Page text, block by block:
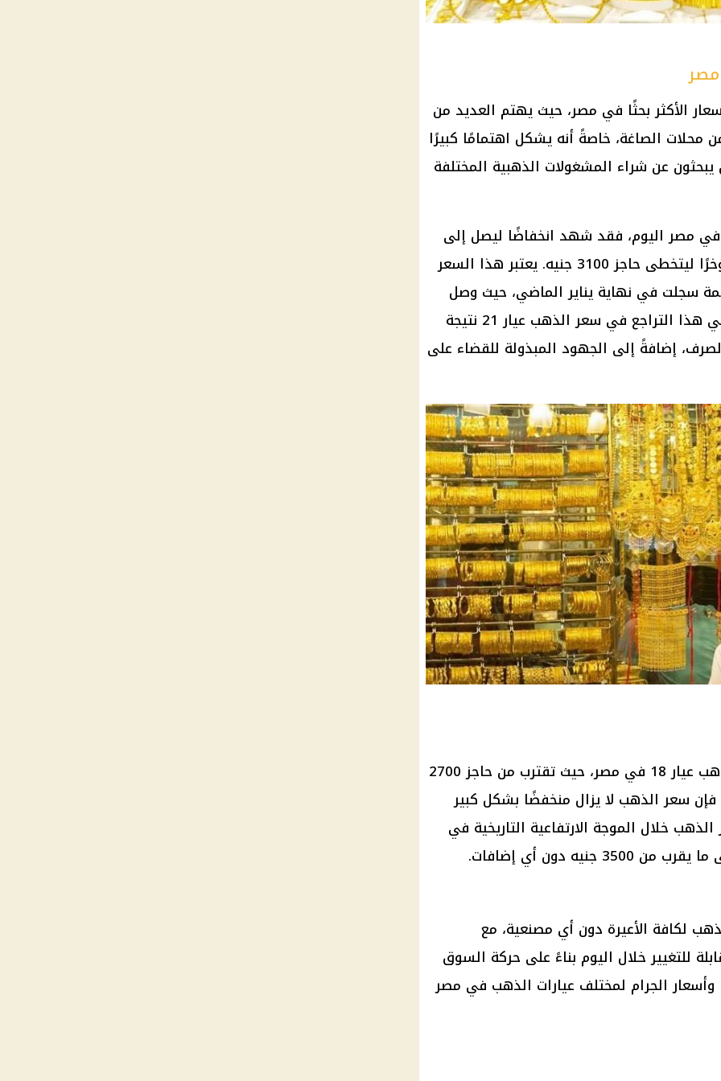
مصر
من بين الأسعار الأكثر بحثًا في مصر، حيث يهتم العديد من
محلات الصاغة، خاصةً أنه يشكل اهتمامًا كبيرًا
عن شراء المشغولات الذهبية المختلفة
يتعلق بسعر الذهب عيار 21 في مصر اليوم، فقد شهد انخفاضًا ليصل إلى
ما يقارب 3000 جنيه، لكنه ارتفع مؤخرًا ليتخطى حاجز 3100 جنيه. يعتبر هذا السعر
سجلت في نهاية يناير الماضي، حيث وصل
إلى 4050 جنيهًا دون مصنعية. ويأتي هذا التراجع في سعر الذهب عيار 21 نتيجة
إضافةً إلى الجهود المبذولة للقضاء على
تشير التقارير إلى ارتفاع أسعار الذهب عيار 18 في مصر، حيث تقترب من حاجز 2700
فإن سعر الذهب لا يزال منخفضًا بشكل كبير
خلال الموجة الارتفاعية التاريخية في
دون أي إضافات.
لكافة الأعيرة دون أي مصنعية، مع
للتغيير خلال اليوم بناءً على حركة السوق
وأسعار الجرام لمختلف عيارات الذهب في مصر